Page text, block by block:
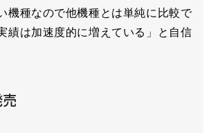
機種なので他機種とは単純に比較で
績は加速度的に増えている」と自信